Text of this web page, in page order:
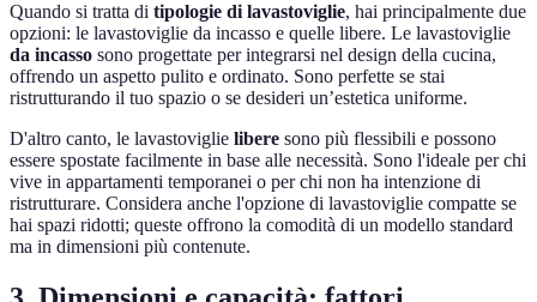
Quando si tratta di tipologie di lavastoviglie, hai principalmente due
opzioni: le lavastoviglie da incasso e quelle libere. Le lavastoviglie
da incasso sono progettate per integrarsi nel design della cucina,
offrendo un aspetto pulito e ordinato. Sono perfette se stai
ristrutturando il tuo spazio o se desideri un’estetica uniforme.
D'altro canto, le lavastoviglie libere sono più flessibili e possono
essere spostate facilmente in base alle necessità. Sono l'ideale per chi
vive in appartamenti temporanei o per chi non ha intenzione di
ristrutturare. Considera anche l'opzione di lavastoviglie compatte se
hai spazi ridotti; queste offrono la comodità di un modello standard
ma in dimensioni più contenute.